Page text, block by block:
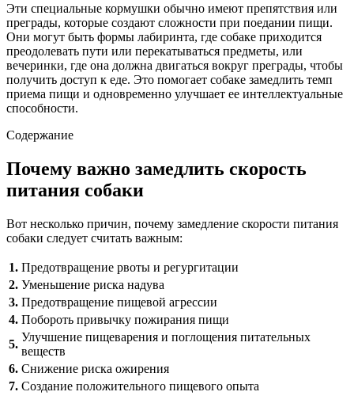
Эти специальные кормушки обычно имеют препятствия или
преграды, которые создают сложности при поедании пищи.
Они могут быть формы лабиринта, где собаке приходится
преодолевать пути или перекатываться предметы, или
вечеринки, где она должна двигаться вокруг преграды, чтобы
получить доступ к еде. Это помогает собаке замедлить темп
приема пищи и одновременно улучшает ее интеллектуальные
способности.
Содержание
Почему важно замедлить скорость
питания собаки
Вот несколько причин, почему замедление скорости питания
собаки следует считать важным:
1. Предотвращение рвоты и регургитации
2. Уменьшение риска надува
3. Предотвращение пищевой агрессии
4. Побороть привычку пожирания пищи
5.
Улучшение пищеварения и поглощения питательных
веществ
6. Снижение риска ожирения
7. Создание положительного пищевого опыта